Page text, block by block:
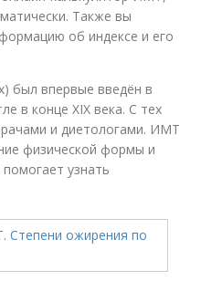
Также вы
об индексе и его
был впервые введён в
в конце XIX века. С тех
и диетологами. ИМТ
физической формы и
узнать